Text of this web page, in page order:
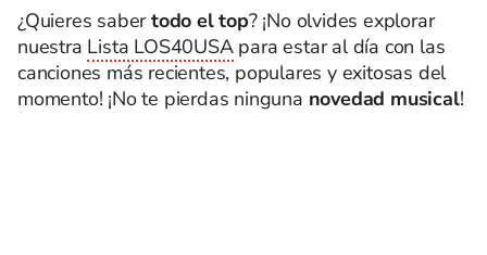
¿Quieres sabertodo el top? ¡No olvides explorar
nuestra Lista LOS40USApara estar al día con las
canciones más recientes, populares y exitosas del
momento! ¡No te pierdas ninguna novedad musical!